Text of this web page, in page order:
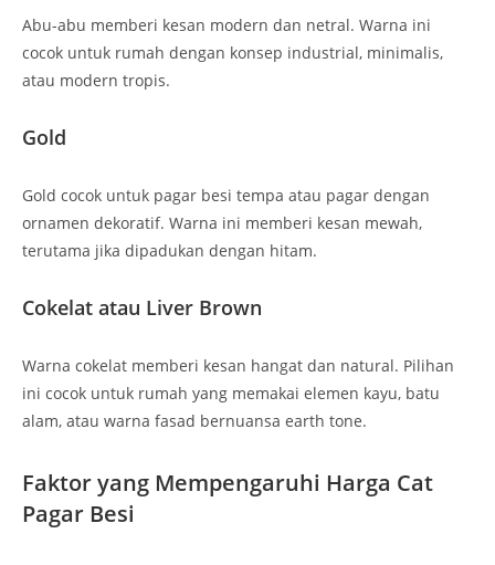
Abu-abu memberi kesan modern dan netral. Warna ini
cocok untuk rumah dengan konsep industrial, minimalis,
atau modern tropis.
Gold
Gold cocok untuk pagar besi tempa atau pagar dengan
ornamen dekoratif. Warna ini memberi kesan mewah,
terutama jika dipadukan dengan hitam.
Cokelat atau Liver Brown
Warna cokelat memberi kesan hangat dan natural. Pilihan
ini cocok untuk rumah yang memakai elemen kayu, batu
alam, atau warna fasad bernuansa earth tone.
Faktor yang Mempengaruhi Harga Cat
Pagar Besi